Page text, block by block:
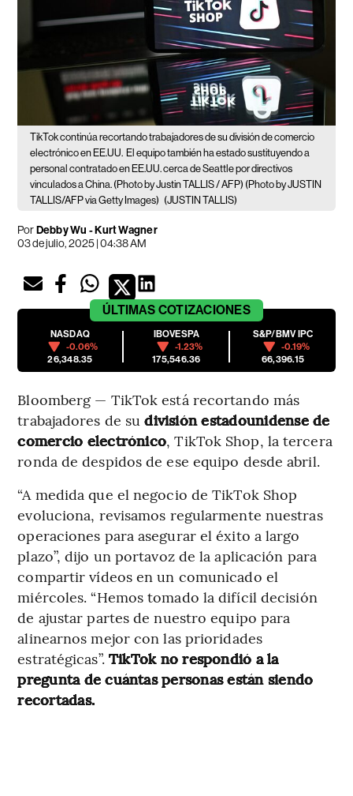
TikTok continúa recortando trabajadores de su división de comercio
electrónico en EE.UU. El equipo también ha estado sustituyendo a
personal contratado en EE.UU. cerca de Seattle por directivos
vinculados a China. (Photo by Justin TALLIS / AFP) (Photo by JUSTIN
TALLIS/AFP via Getty Images) (JUSTIN TALLIS)
PorDebby Wu - Kurt Wagner
03 de julio, 2025 | 04:38 AM
ÚLTIMAS COTIZACIONES
NASDAQ
-0.06%
26,348.35
IBOVESPA
-1.23%
175,546.36
S&P/BMV IPC
-0.19%
66,396.15
Bloomberg — TikTok está recortando más
trabajadores de sudivisión estadounidense de
comercio electrónico, TikTok Shop, la tercera
ronda de despidos de ese equipo desde abril.
“A medida que el negocio de TikTok Shop
evoluciona, revisamos regularmente nuestras
operaciones para asegurar el éxito a largo
plazo”, dijo un portavoz de la aplicación para
compartir vídeos en un comunicado el
miércoles. “Hemos tomado la difícil decisión
de ajustar partes de nuestro equipo para
alinearnos mejor con las prioridades
estratégicas”. TikTok no respondió a la
pregunta de cuántas personas están siendo
recortadas.